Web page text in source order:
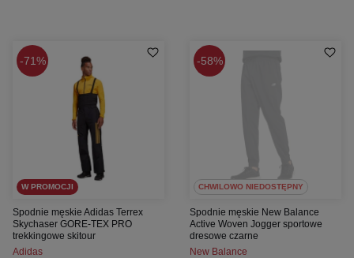
71%
W PROMOCJI
Spodnie męskie Adidas Terrex
Skychaser GORE-TEX PRO
trekkingowe skitour
Adidas
58%
CHWILOWO NIEDOSTĘPNY
Spodnie męskie New Balance
Active Woven Jogger sportowe
dresowe czarne
New Balance